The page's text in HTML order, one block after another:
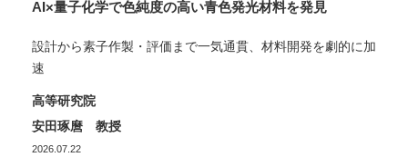
AI×量子化学で色純度の高い青色発光材料を発見
設計から素子作製・評価まで一気通貫、材料開発を劇的に加
速
高等研究院
安田琢麿 教授
2026.07.22